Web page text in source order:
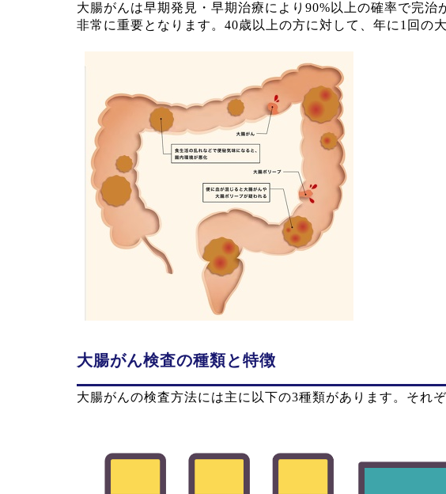
大腸がんは早期発見・早期治療により90%以上の確率で完
非常に重要となります。40歳以上の方に対して、年に1回の
大腸がん検査の種類と特徴
大腸がんの検査方法には主に以下の3種類があります。それ